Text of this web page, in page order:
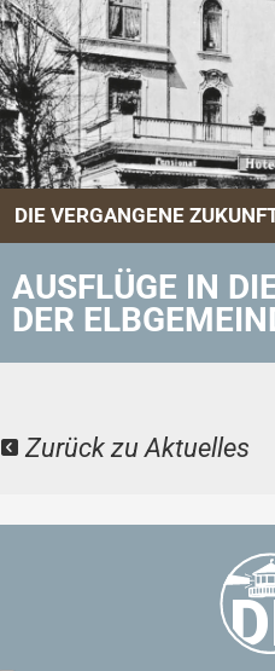
DIE VERGANGENE
AUSFLÜGE IN
DER
Zurück zu Aktuelles